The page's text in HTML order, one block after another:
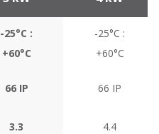
-25°C :
+60°C
-25°C :
+60°C
66 IP 66 IP
3.3 4.4